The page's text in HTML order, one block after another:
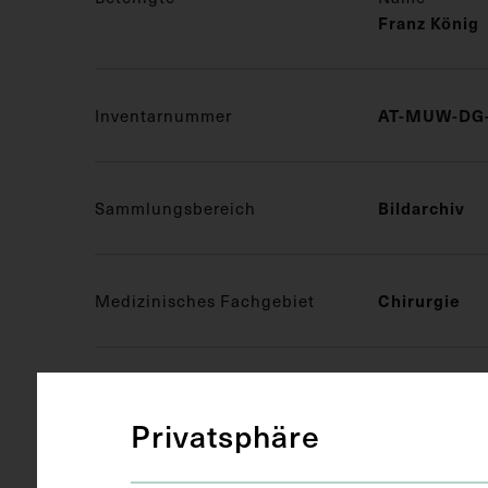
Franz König
Inventarnummer AT-MUW-
Sammlungsbereich Bildarchiv
Medizinisches Fachgebiet Chirurgie
Privatsphäre